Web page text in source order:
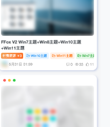
章列表封面显示文章内图
息/资源类文章美化
义文章动态前缀申明(更